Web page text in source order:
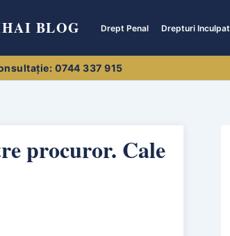
BLOG Drept Penal Drepturi Inculpat
procuror. Cale